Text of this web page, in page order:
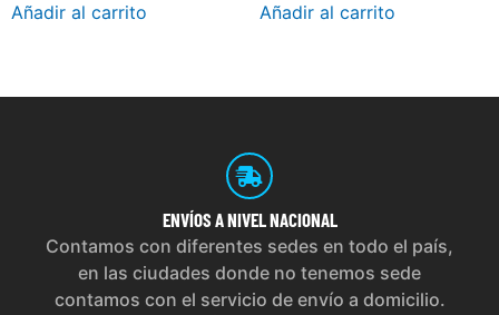
Añadir al carrito Añadir al carrito
ENVÍOS A NIVEL NACIONAL
Contamos con diferentes sedes en todo el país,
en las ciudades donde no tenemos sede
contamos con el servicio de envío a domicilio.